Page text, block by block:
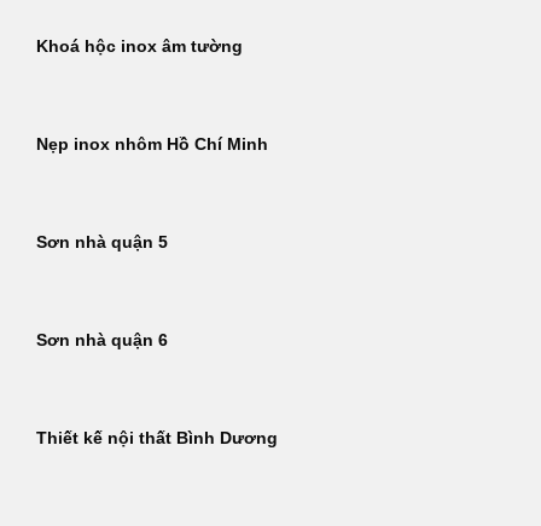
Khoá hộc inox âm tường
Nẹp inox nhôm Hồ Chí Minh
Sơn nhà quận 5
Sơn nhà quận 6
Thiết kế nội thất Bình Dương